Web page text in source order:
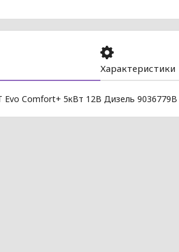
Характеристики
Evo Comfort+ 5кВт 12В Дизель 9036779B